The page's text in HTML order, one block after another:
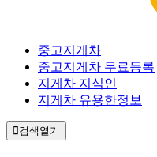
중고지게차
중고지게차 무료등록
지게차 지식인
지게차 유용한정보
검색열기